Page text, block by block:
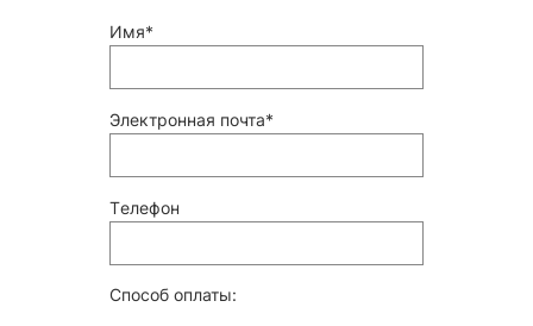
Имя*
Электронная почта*
Tелефон
Способ оплаты: